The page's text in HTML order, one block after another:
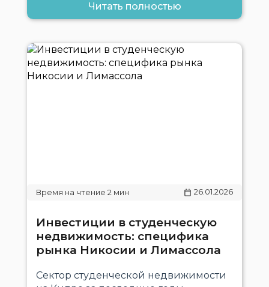
Читать полностью
26.01.2026
Инвестиции в студенческую
недвижимость: специфика
рынка Никосии и Лимассола
Сектор студенческой недвижимости